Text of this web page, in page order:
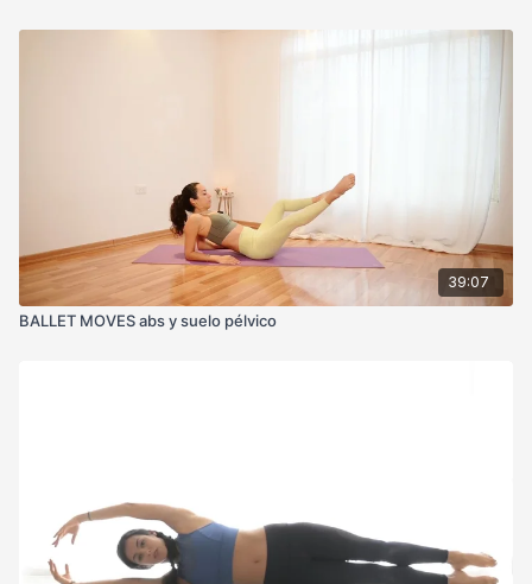
39:07
BALLET MOVES abs y suelo pélvico